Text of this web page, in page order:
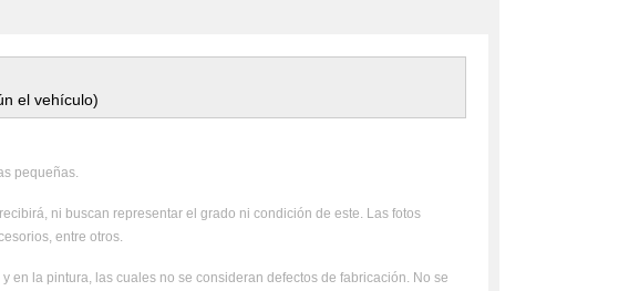
el vehículo)
pequeñas.
ni buscan representar el grado ni condición de este. Las fotos
entre otros.
la pintura, las cuales no se consideran defectos de fabricación. No se